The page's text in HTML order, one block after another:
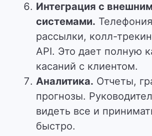
Интеграция с
системами.
рассылки, колл-
API. Это дает полную
касаний с клиентом.
Аналитика. Отчеты,
прогнозы.
видеть все и
быстро.